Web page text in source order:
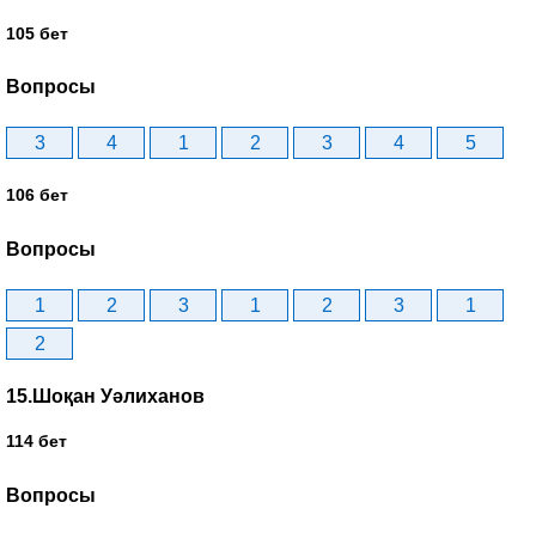
105 бет
Вопросы
3 4 1 2 3 4 5
106 бет
Вопросы
1 2 3 1 2 3
1
2
15.Шоқан Уәлиханов
114 бет
Вопросы